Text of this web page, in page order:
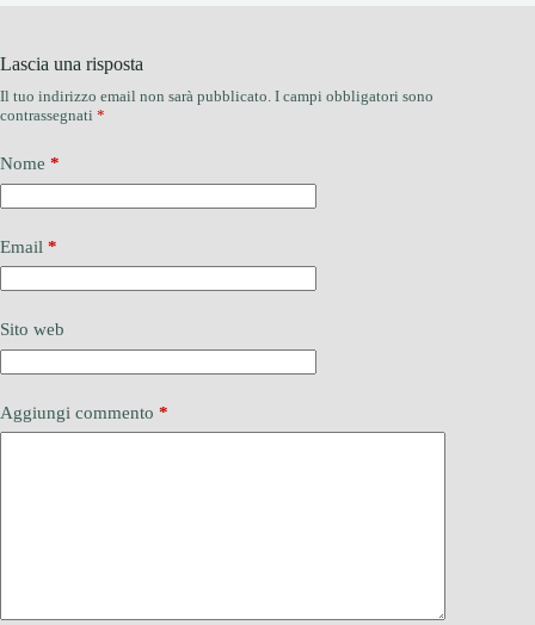
Lascia una risposta
Il tuo indirizzo email non sarà pubblicato. I campi obbligatori sono
contrassegnati *
Nome *
Email *
Sito web
Aggiungi commento *